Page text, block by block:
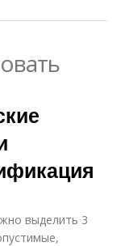
выделить 3